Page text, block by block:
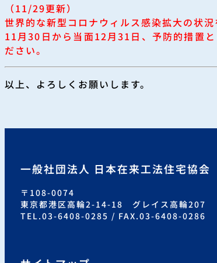
（11/29更新）
世界的な新型コロナウィルス感染拡大の状況
11月30日から当面12月31日、予防的措置
ださい。
以上、よろしくお願いします。
一般社団法人 日本在来工法住宅協会
〒108-0074
東京都港区高輪2-14-18 グレイス高輪207
TEL.03-6408-0285 / FAX.03-6408-0286